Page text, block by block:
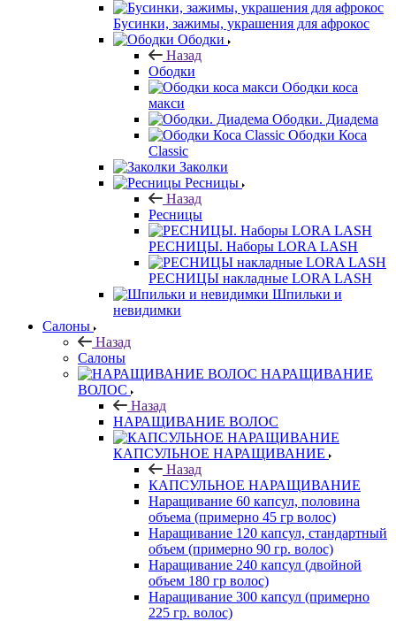
Бусинки, зажимы, украшения для афрокос
Ободки
Назад
Ободки
Ободки коса
макси
Ободки. Диадема
Ободки Коса
Classic
Заколки
Ресницы
Назад
Ресницы
РЕСНИЦЫ. Наборы LORA LASH
РЕСНИЦЫ накладные LORA LASH
Шпильки и
невидимки
Салоны
Назад
Салоны
НАРАЩИВАНИЕ
ВОЛОС
Назад
НАРАЩИВАНИЕ ВОЛОС
КАПСУЛЬНОЕ НАРАЩИВАНИЕ
Назад
КАПСУЛЬНОЕ НАРАЩИВАНИЕ
Наращивание 60 капсул, половина
объема (примерно 45 гр волос)
Наращивание 120 капсул, стандартный
объем (примерно 90 гр. волос)
Наращивание 240 капсул (двойной
объем 180 гр волос)
Наращивание 300 капсул (примерно
225 гр. волос)